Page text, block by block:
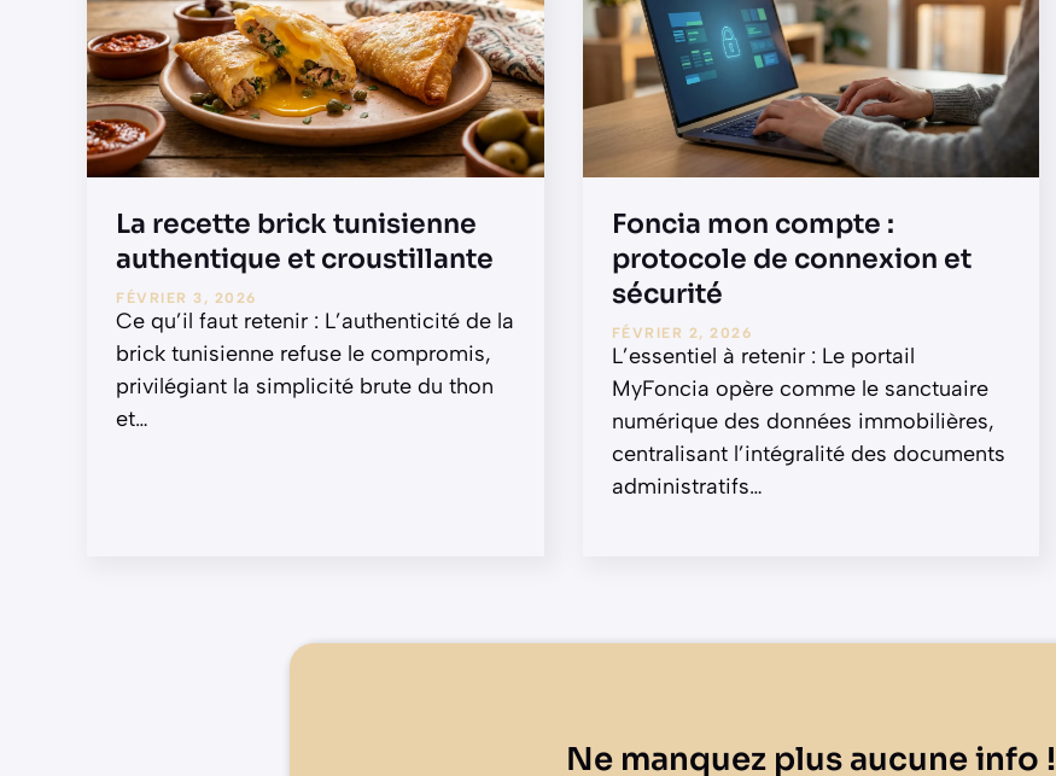
La recette brick tunisienne
authentique et croustillante
FÉVRIER 3, 2026
Ce qu’il faut retenir : L’authenticité de la
brick tunisienne refuse le compromis,
privilégiant la simplicité brute du thon
et…
Foncia mon compte :
protocole de connexion et
sécurité
FÉVRIER 2, 2026
L’essentiel à retenir : Le portail
MyFoncia opère comme le sanctuaire
numérique des données immobilières,
centralisant l’intégralité des documents
administratifs…
Ne manquez plus aucune info !